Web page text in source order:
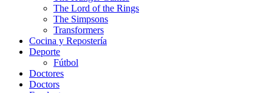
The Lord of the Rings
The Simpsons
Transformers
Cocina y Repostería
Deporte
Fútbol
Doctores
Doctors